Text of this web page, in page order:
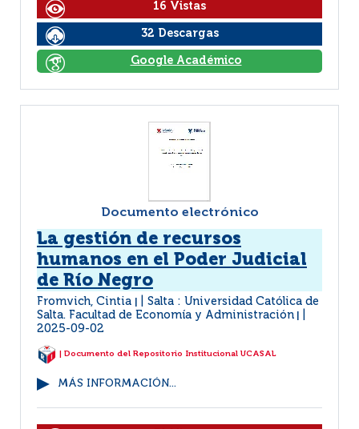
16 Vistas
32 Descargas
Google Académico
Documento electrónico
La gestión de recursos
humanos en el Poder Judicial
de Río Negro
Fromvich, Cintia
Salta : Universidad Católica de
Salta. Facultad de Economía y Administración
2025-09-02
| Documento del Repositorio Institucional UCASAL
MÁS INFORMACIÓN...